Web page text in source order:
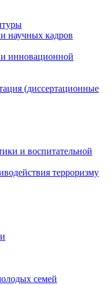
научных кадров
инновационной
(диссертационные
и воспитательной
терроризму
семей